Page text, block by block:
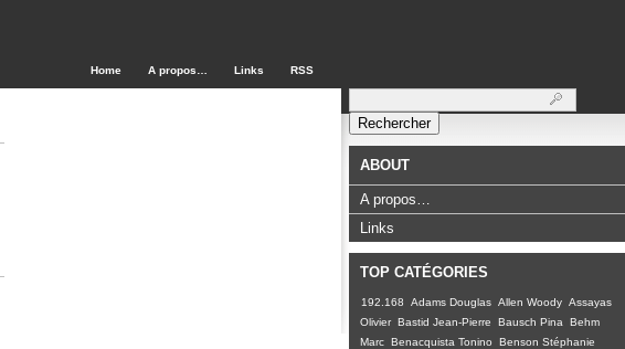
Home A propos… Links RSS
ABOUT
A propos…
Links
TOP CATÉGORIES
192.168 Adams Douglas Allen Woody Assayas
Olivier Bastid Jean-Pierre Bausch Pina
Behm
Marc Benacquista Tonino
Benson Stéphanie